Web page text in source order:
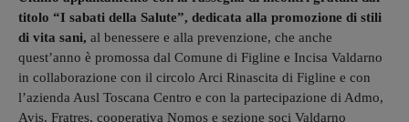
titolo “I sabati della Salute”, dedicata alla promozione di stili
di vita sani, al benessere e alla prevenzione, che anche
quest’anno è promossa dal Comune di Figline e Incisa Valdarno
in collaborazione con il circolo Arci Rinascita di Figline e con
l’azienda Ausl Toscana Centro e con la partecipazione di Admo,
Avis, Fratres, cooperativa Nomos e sezione soci Valdarno